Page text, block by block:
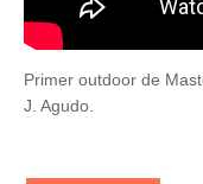
Primer outdoor de
J. Agudo.